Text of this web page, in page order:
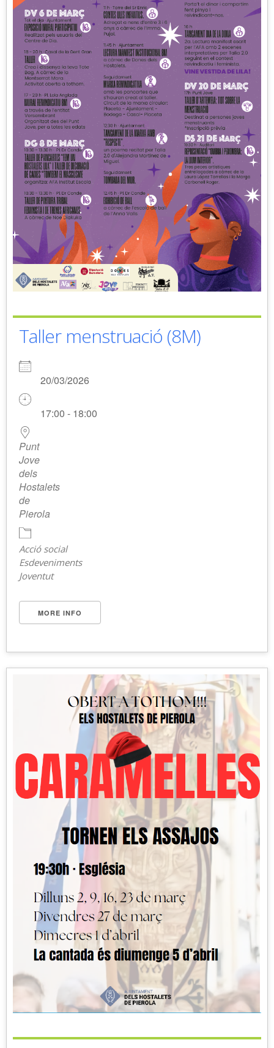
Taller menstruació (8M)
20/03/2026
17:00 - 18:00
Punt
Jove
dels
Hostalets
de
Pierola
Acció social
Esdeveniments
Joventut
MORE INFO